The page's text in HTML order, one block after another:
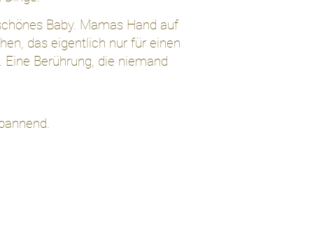
Baby. Mamas Hand auf
das eigentlich nur für einen
Berührung, die niemand